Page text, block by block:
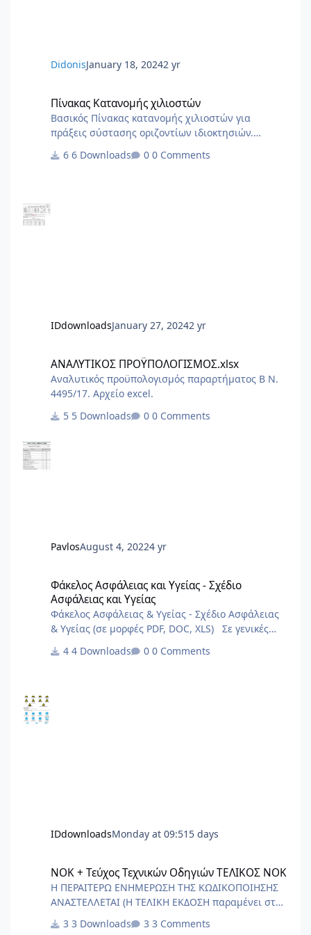
DidonisJanuary 18, 20242 yr
Πίνακας Κατανομής χιλιοστών
Βασικός Πίνακας κατανομής χιλιοστών για
πράξεις σύστασης οριζοντίων ιδιοκτησιών.
δικό σας
6 Downloads 0 Comments
IDdownloadsJanuary 27, 20242 yr
ΑΝΑΛΥΤΙΚΟΣ ΠΡΟΫΠΟΛΟΓΙΣΜΟΣ.xlsx
Αναλυτικός προϋπολογισμός παραρτήματος Β Ν.
4495/17. Αρχείο excel.
5 Downloads
0 Comments
PavlosAugust 4, 20224 yr
Φάκελος Ασφάλειας και Υγείας - Σχέδιο
Ασφάλειας και Υγείας
Φάκελος Ασφάλειας & Υγείας - Σχέδιο Ασφάλειας
& Υγείας (σε μορφές PDF, DOC, XLS) Σε γενικές
μπορούν να καλύψουν σημαντικό φάσμα έργων.
4 Downloads 0 Comments
IDdownloadsMonday at 09:51 5 days
ΝΟΚ + Τεύχος Τεχνικών Οδηγιών ΤΕΛΙΚΟΣ ΝΟΚ
Η ΠΕΡΑΙΤΕΡΩ ΕΝΗΜΕΡΩΣΗ ΤΗΣ ΚΩΔΙΚΟΠΟΙΗΣΗΣ
ΑΝΑΣΤΕΛΛΕΤΑΙ (Η ΤΕΛΙΚΗ ΕΚΔΟΣΗ παραμένει στα
αρχεία για ιστορικούς λόγους) ΑΙΤΙΑ Ο
ΑΡΙΣΤΟΤΕΛΗΣ - Ρητορική (1375b) - “οὐδὲν
3 Downloads 3 Comments